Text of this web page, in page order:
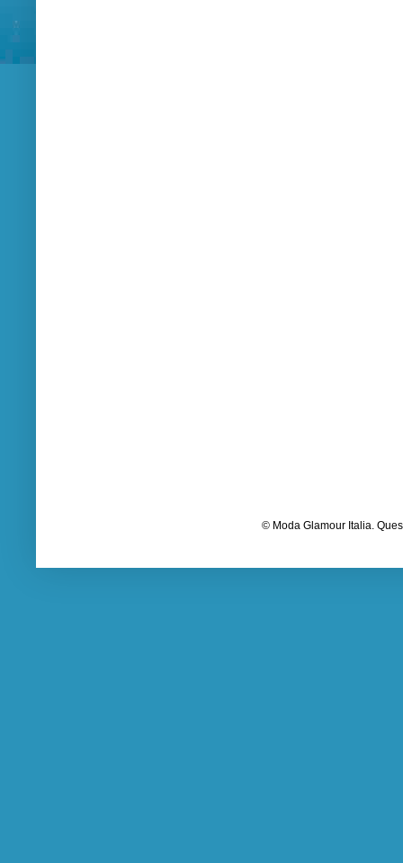
© Moda Glamour Italia.